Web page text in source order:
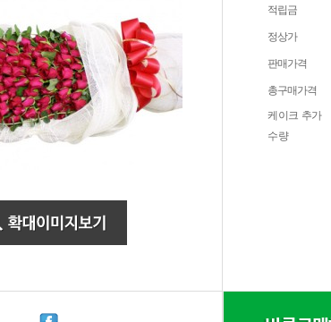
적립금
정상가
판매가격
총구매가격
케이크 추가
수량